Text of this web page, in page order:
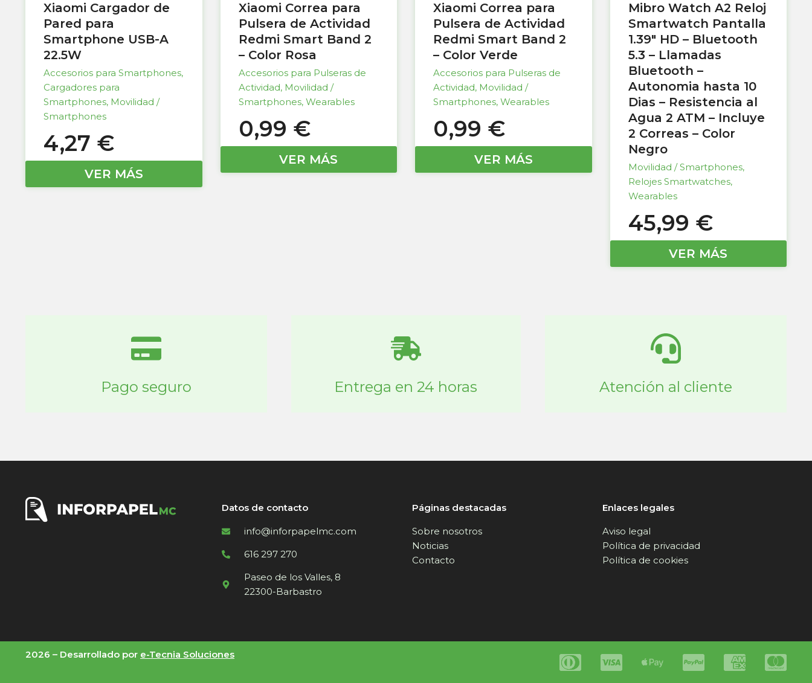
Xiaomi Cargador de
Pared para
Smartphone USB-A
22.5W
Accesorios para Smartphones,
Cargadores para
Smartphones, Movilidad /
Smartphones
4,27 €
VER MÁS
Xiaomi Correa para
Pulsera de Actividad
Redmi Smart Band 2
– Color Rosa
Accesorios para Pulseras de
Actividad, Movilidad /
Smartphones, Wearables
0,99 €
VER MÁS
Xiaomi Correa para
Pulsera de Actividad
Redmi Smart Band 2
– Color Verde
Accesorios para Pulseras de
Actividad, Movilidad /
Smartphones, Wearables
0,99 €
VER MÁS
Mibro Watch A2 Reloj
Smartwatch Pantalla
1.39″ HD – Bluetooth
5.3 – Llamadas
Bluetooth –
Autonomia hasta 10
Dias – Resistencia al
Agua 2 ATM – Incluye
2 Correas – Color
Negro
Movilidad / Smartphones,
Relojes Smartwatches,
Wearables
45,99 €
VER MÁS
Pago seguro Entrega en 24 horas Atención al cliente
Datos de contacto
info@inforpapelmc.com
616 297 270
Paseo de los Valles, 8
22300-Barbastro
Páginas destacadas
Sobre nosotros
Noticias
Contacto
Enlaces legales
Aviso legal
Política de privacidad
Política de cookies
2026 – Desarrollado por e-Tecnia Soluciones